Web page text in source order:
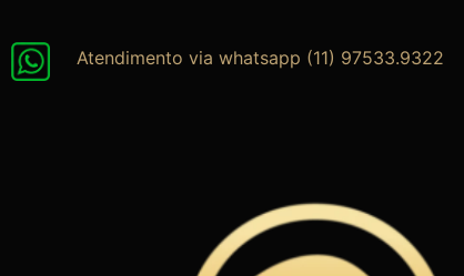
para
Atendimento via whatsapp (11) 97533.9322